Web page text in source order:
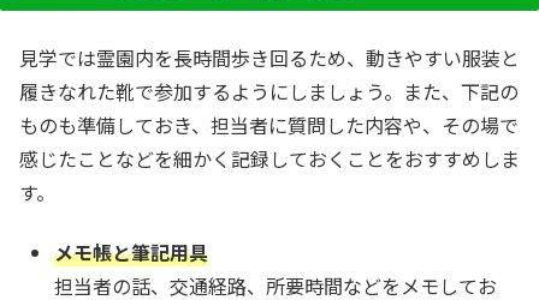
見学では霊園内を長時間歩き回るため、動きやすい服装と
履きなれた靴で参加するようにしましょう。また、下記の
ものも準備しておき、担当者に質問した内容や、その場で
感じたことなどを細かく記録しておくことをおすすめしま
す。
メモ帳と筆記用具
担当者の話、交通経路、所要時間などをメモしてお